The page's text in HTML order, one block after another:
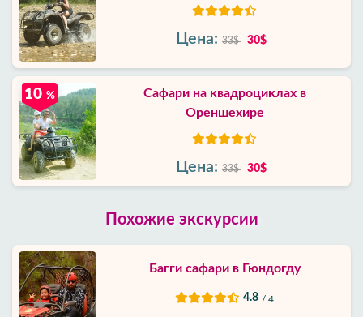
Цена: 33$ 30$
Сафари на квадроциклах в
Ореншехире
10 %
Цена: 33$ 30$
Похожие экскурсии
Багги сафари в Гюндогду
4.8 / 4